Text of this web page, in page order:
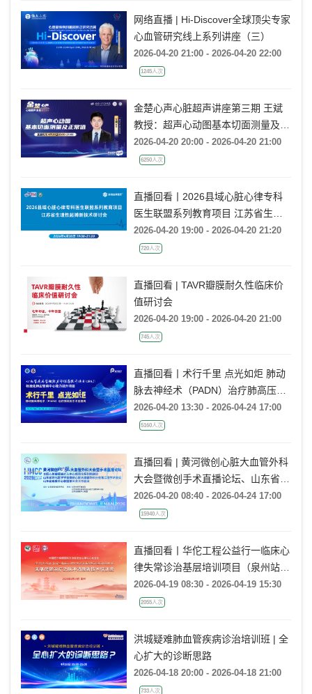
网络直播 | Hi-Discover全球顶尖专家
心血管研究线上系列讲座（三）
2026-04-20 21:00 - 2026-04-20 22:00
1245人次
金楚心声心脏超声讲座第三期 王斌
教授：超声心动图基本切面测量及正
常值
2026-04-20 20:00 - 2026-04-20 21:00
6250人次
直播回看丨2026县域心脏心律专科
医生联盟系列教育项目 江苏省生理
性起搏新技术研讨会
2026-04-20 19:00 - 2026-04-20 21:20
720人次
直播回看 | TAVR瓣膜耐久性临床价
值研讨会
2026-04-20 19:00 - 2026-04-20 21:00
745人次
直播回看丨术行千里 点光如炬 肺动
脉去神经术（PADN）治疗肺高压手
术直播周
2026-04-20 13:30 - 2026-04-24 17:00
5160人次
直播回看 | 黄河微创心脏大血管外科
大会暨微创手术直播论坛、山东省转
化医学学会微创心脏大血管外科分会
2026年度学术会议
2026-04-20 08:40 - 2026-04-24 17:00
15940人次
直播回看丨华佗工程公益行一临床心
律失常诊治基层培训项目（泉州站）
无痛房颤治疗之脉冲消融新技术培训
班
2026-04-19 08:30 - 2026-04-19 15:30
2055人次
洪城疑难肺血管疾病诊治培训班 | 全
心扩大的诊断思路
2026-04-18 20:00 - 2026-04-18 21:00
733人次